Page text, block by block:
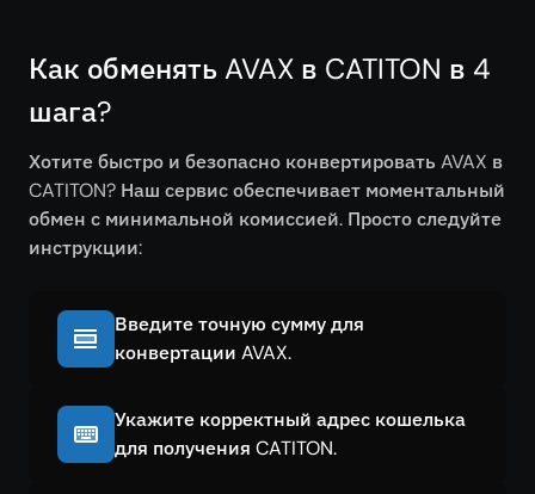
Как обменять AVAX в CATITON в 4
шага?
Хотите быстро и безопасно конвертировать AVAX в
CATITON? Наш сервис обеспечивает моментальный
обмен с минимальной комиссией. Просто следуйте
инструкции:
Введите точную сумму для
конвертации AVAX.
Укажите корректный адрес кошелька
для получения CATITON.